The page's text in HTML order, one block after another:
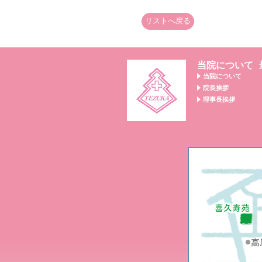
リストへ戻る
当院について
当院について
院長挨拶
理事長挨拶